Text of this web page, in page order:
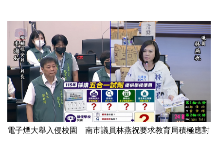
電子煙大舉入侵校園 南市議員林燕祝要求教育局積極應對